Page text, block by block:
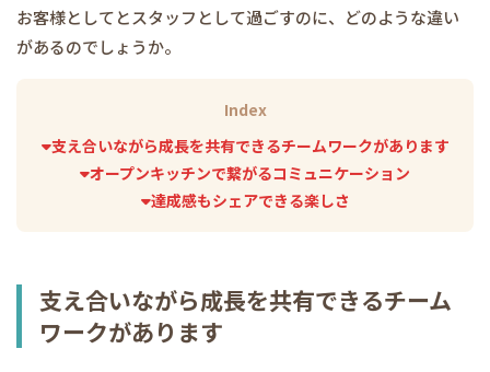
お客様としてとスタッフとして過ごすのに、どのような違い
があるのでしょうか。
Index
支え合いながら成長を共有できるチームワークがあります
オープンキッチンで繋がるコミュニケーション
達成感もシェアできる楽しさ
支え合いながら成長を共有できるチーム
ワークがあります